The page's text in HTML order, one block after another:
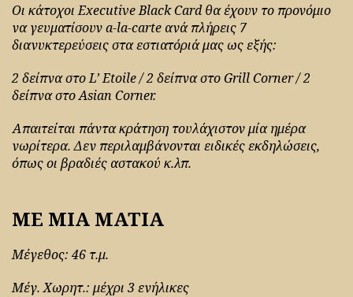
Οι κάτοχοι Executive Black Card θα έχουν το προνόμιο
να γευματίσουν a-la-carte ανά πλήρεις 7
διανυκτερεύσεις στα εστιατόριά μας ως εξής:
2 δείπνα στο L’ Etoile / 2 δείπνα στο Grill Corner / 2
δείπνα στο Asian Corner.
Απαιτείται πάντα κράτηση τουλάχιστον μία ημέρα
νωρίτερα. Δεν περιλαμβάνονται ειδικές εκδηλώσεις,
όπως οι βραδιές αστακού κ.λπ.
ΜΕ ΜΙΑ ΜΑΤΙΑ
Μέγεθος: 46 τ.μ.
Μέγ. Χωρητ.: μέχρι 3 ενήλικες